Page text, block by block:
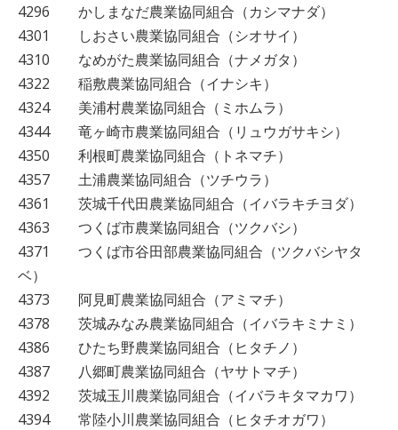
4296 かしまなだ農業協同組合（カシマナダ）
4301 しおさい農業協同組合（シオサイ）
4310 なめがた農業協同組合（ナメガタ）
4322 稲敷農業協同組合（イナシキ）
4324 美浦村農業協同組合（ミホムラ）
4344 竜ヶ崎市農業協同組合（リュウガサキシ）
4350 利根町農業協同組合（トネマチ）
4357 土浦農業協同組合（ツチウラ）
4361 茨城千代田農業協同組合（イバラキチヨダ）
4363 つくば市農業協同組合（ツクバシ）
4371 つくば市谷田部農業協同組合（ツクバシヤタ
ベ）
4373 阿見町農業協同組合（アミマチ）
4378 茨城みなみ農業協同組合（イバラキミナミ）
4386 ひたち野農業協同組合（ヒタチノ）
4387 八郷町農業協同組合（ヤサトマチ）
4392 茨城玉川農業協同組合（イバラキタマカワ）
4394 常陸小川農業協同組合（ヒタチオガワ）